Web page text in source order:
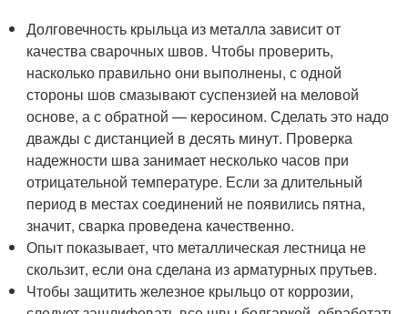
Долговечность крыльца из металла зависит от
качества сварочных швов. Чтобы проверить,
насколько правильно они выполнены, с одной
стороны шов смазывают суспензией на меловой
основе, а с обратной — керосином. Сделать это надо
дважды с дистанцией в десять минут. Проверка
надежности шва занимает несколько часов при
отрицательной температуре. Если за длительный
период в местах соединений не появились пятна,
значит, сварка проведена качественно.
Опыт показывает, что металлическая лестница не
скользит, если она сделана из арматурных прутьев.
Чтобы защитить железное крыльцо от коррозии,